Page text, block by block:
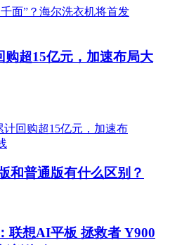
超15亿元，加速布局大
和普通版有什么区别？
联想AI平板 拯救者 Y900